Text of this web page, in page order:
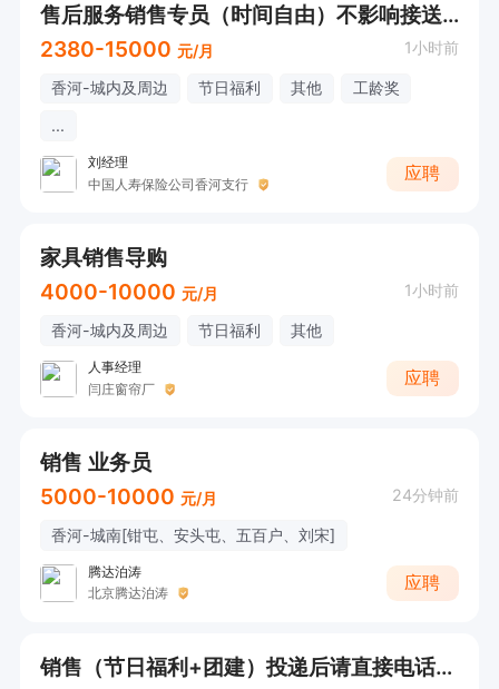
售后服务销售专员（时间自由）不影响接送孩子
2380-15000 元/月 1小时前
香河-城内及周边 节日福利 其他
工龄奖
...
刘经理
中国人寿保险公司香河支行
应聘
家具销售导购
4000-10000 元/月 1小时前
香河-城内及周边 节日福利 其他
人事经理
闫庄窗帘厂
应聘
销售 业务员
5000-10000 元/月 24分钟前
香河-城南[钳屯、安头屯、五百户、刘宋]
腾达泊涛
北京腾达泊涛
应聘
销售（节日福利+团建）投递后请直接电话联系